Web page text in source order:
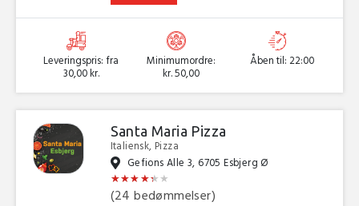
Leveringspris: fra
30,00 kr.
Minimumordre:
kr. 50,00
Åben til: 22:00
Santa Maria Pizza
Italiensk, Pizza
Gefions Alle 3, 6705 Esbjerg Ø
★★★★★★
★★★★★★
(24 bedømmelser)